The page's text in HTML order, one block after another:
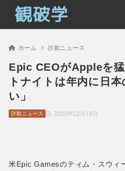
ホーム 詐欺ニュース
Epic CEOがAppleを
トナイトは年内に日
い」
2025年12月19日
詐欺ニュース
米Epic Gamesのティム・スウィ